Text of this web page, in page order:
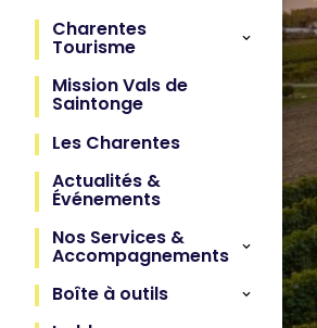
Charentes
Tourisme
Mission Vals de
Saintonge
Les Charentes
Actualités &
Événements
Nos Services &
Accompagnements
Boîte à outils